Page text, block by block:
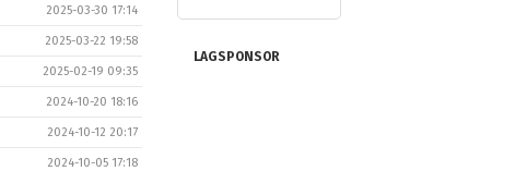
2025-03-30 17:14
2025-03-22 19:58
2025-02-19 09:35
2024-10-20 18:16
2024-10-12 20:17
2024-10-05 17:18
LAGSPONSOR